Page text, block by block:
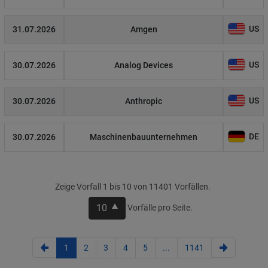
31.07.2026 Amgen US
30.07.2026 Analog Devices US
30.07.2026 Anthropic US
30.07.2026 Maschinenbauunternehmen DE
Zeige Vorfall 1 bis 10 von 11401 Vorfällen.
10 Vorfälle pro Seite.
1 2 3 4 5 ... 1141